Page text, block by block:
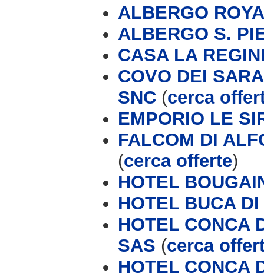
ALBERGO
ALBERGO S.
CASA LA
COVO DEI
SNC (cerca
EMPORIO LE
FALCOM DI
(cerca offerte)
HOTEL
HOTEL BUCA
HOTEL CONCA
SAS (cerca
HOTEL CONCA